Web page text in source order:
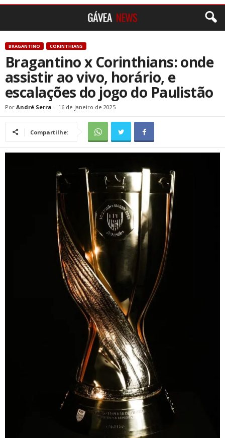
BRAGANTINO CORINTHIANS
Bragantino x Corinthians: onde
assistir ao vivo, horário, e
escalações do jogo do Paulistão
Por André Serra - 16 de janeiro de 2025
Compartilhe: